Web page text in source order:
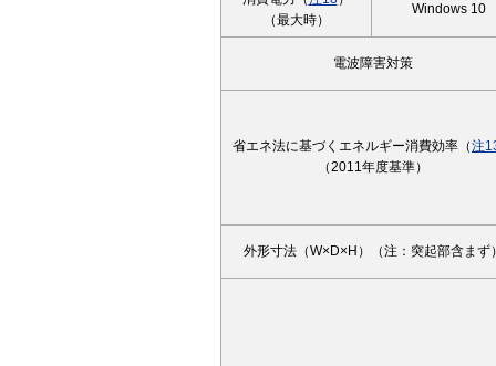
（最大時）
Windows 10
電波障害対策
省エネ法に基づくエネルギー消費効率（注
（2011年度基準）
外形寸法（W×D×H）（注：突起部含まず